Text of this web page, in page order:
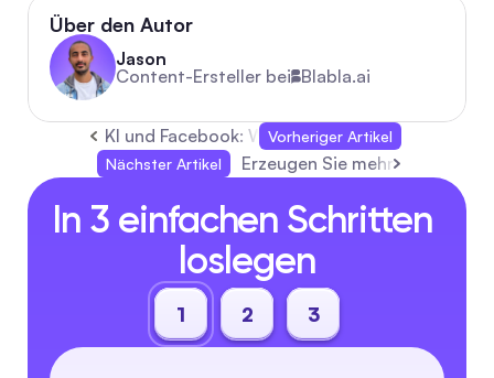
Über den Autor
Jason
Content-Ersteller bei Blabla.ai
KI und Facebook: Wie der Algorithmus deinen
Vorheriger Artikel
Nächster Artikel
Erzeugen Sie mehr B2B-Leads
In 3 einfachen Schritten
loslegen
1 2 3